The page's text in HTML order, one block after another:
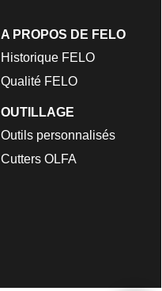
A PROPOS DE FELO
Historique FELO
Qualité FELO
OUTILLAGE
Outils personnalisés
Cutters OLFA